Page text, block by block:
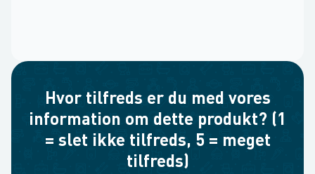
Hvor tilfreds er du med vores
information om dette produkt? (1
= slet ikke tilfreds, 5 = meget
tilfreds)